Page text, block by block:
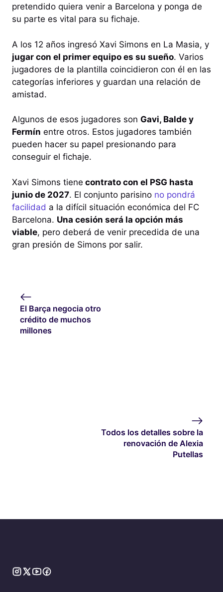
pretendido quiera venir a Barcelona y ponga de
su parte es vital para su fichaje.
A los 12 años ingresó Xavi Simons en La Masia, y
jugar con el primer equipo es su sueño. Varios
jugadores de la plantilla coincidieron con él en las
categorías inferiores y guardan una relación de
amistad.
Algunos de esos jugadores son Gavi, Balde y
Fermín entre otros. Estos jugadores también
pueden hacer su papel presionando para
conseguir el fichaje.
Xavi Simons tiene contrato con el PSG hasta
junio de 2027. El conjunto parisino no pondrá
facilidad a la difícil situación económica del FC
Barcelona. Una cesión será la opción más
viable, pero deberá de venir precedida de una
gran presión de Simons por salir.
El Barça negocia otro
crédito de muchos
millones
Todos los detalles sobre la
renovación de Alexia
Putellas